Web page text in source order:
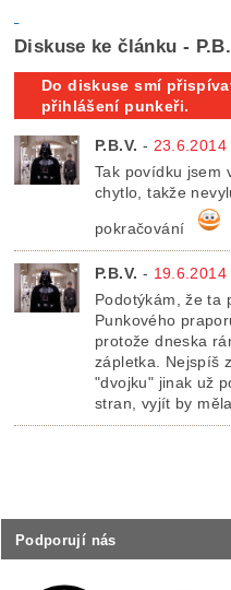
Podporují nás
Diskuse ke článku -
Do diskuse smí
přihlášení punkeři.
P.B.V. - 23.6.2014
Tak povídku jsem
chytlo, takže
pokračování
P.B.V. - 19.6.2014
Podotýkám, že ta
Punkového
protože dneska
zápletka. Nejspíš
"dvojku" jinak už
stran, vyjít by